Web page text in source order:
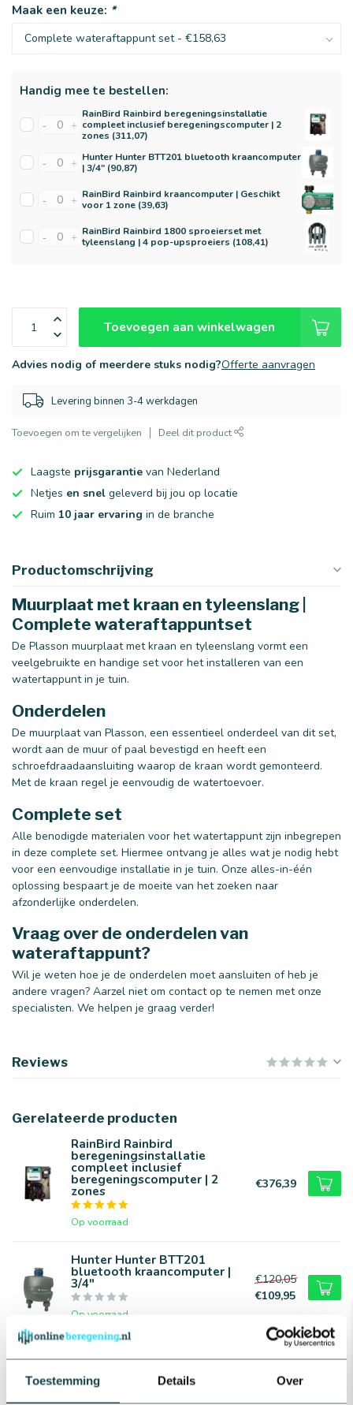
Toestemming Details Over
Maak een keuze: *
Handig mee te bestellen:
- +
RainBird Rainbird beregeningsinstallatie
compleet inclusief beregeningscomputer | 2
zones (311,07)
- + Hunter Hunter BTT201 bluetooth kraancomputer
| 3/4" (90,87)
- + RainBird Rainbird kraancomputer | Geschikt
voor 1 zone (39,63)
- + RainBird Rainbird 1800 sproeierset met
tyleenslang | 4 pop-upsproeiers (108,41)
Toevoegen aan winkelwagen
Advies nodig of meerdere stuks nodig?Offerte aanvragen
Levering binnen 3-4 werkdagen
Toevoegen om te vergelijken Deel dit product
Laagste prijsgarantie van Nederland
Netjes en snel geleverd bij jou op locatie
Ruim 10 jaar ervaring in de branche
Productomschrijving
Muurplaat met kraan en tyleenslang |
Complete wateraftappuntset
De Plasson muurplaat met kraan en tyleenslang vormt een
veelgebruikte en handige set voor het installeren van een
watertappunt in je tuin.
Onderdelen
De muurplaat van Plasson, een essentieel onderdeel van dit set,
wordt aan de muur of paal bevestigd en heeft een
schroefdraadaansluiting waarop de kraan wordt gemonteerd.
Met de kraan regel je eenvoudig de watertoevoer.
Complete set
Alle benodigde materialen voor het watertappunt zijn inbegrepen
in deze complete set. Hiermee ontvang je alles wat je nodig hebt
voor een eenvoudige installatie in je tuin. Onze alles-in-één
oplossing bespaart je de moeite van het zoeken naar
afzonderlijke onderdelen.
Vraag over de onderdelen van
wateraftappunt?
Wil je weten hoe je de onderdelen moet aansluiten of heb je
andere vragen? Aarzel niet om contact op te nemen met onze
specialisten. We helpen je graag verder!
Reviews
Gerelateerde producten
RainBird Rainbird
beregeningsinstallatie
compleet inclusief
beregeningscomputer | 2
zones
Op voorraad
€376,39
Hunter Hunter BTT201
bluetooth kraancomputer |
3/4"
Op voorraad
€120,05
€109,95
kraancomputer | Geschikt voor
1 zone
€47,95